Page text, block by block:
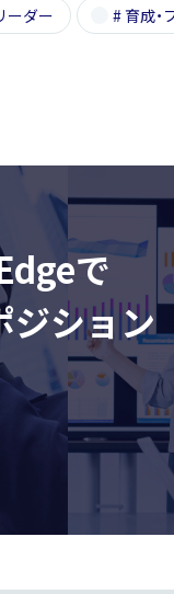
ーダー # 育成・
で
ジション